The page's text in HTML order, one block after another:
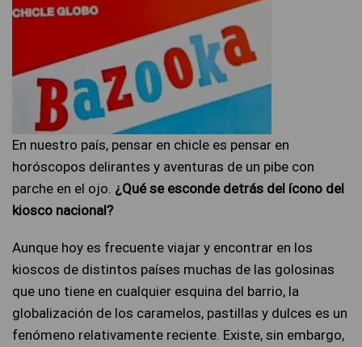
En nuestro país, pensar en chicle es pensar en
horóscopos delirantes y aventuras de un pibe con
parche en el ojo. ¿Qué se esconde detrás del ícono del
kiosco nacional?
Aunque hoy es frecuente viajar y encontrar en los
kioscos de distintos países muchas de las golosinas
que uno tiene en cualquier esquina del barrio, la
globalización de los caramelos, pastillas y dulces es un
fenómeno relativamente reciente. Existe, sin embargo,